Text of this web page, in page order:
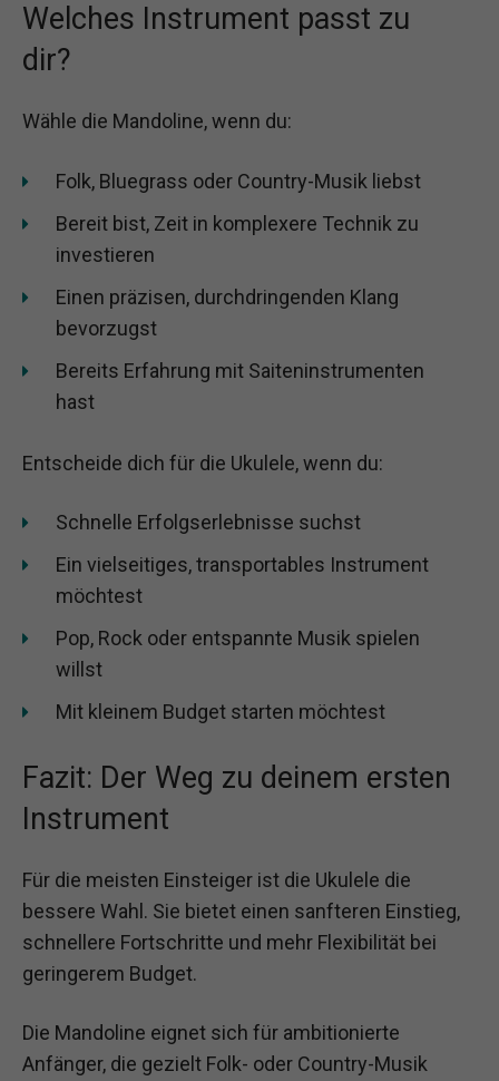
Welches Instrument passt zu
dir?
Wähle die Mandoline, wenn du:
Folk, Bluegrass oder Country-Musik liebst
Bereit bist, Zeit in komplexere Technik zu
investieren
Einen präzisen, durchdringenden Klang
bevorzugst
Bereits Erfahrung mit Saiteninstrumenten
hast
Entscheide dich für die Ukulele, wenn du:
Schnelle Erfolgserlebnisse suchst
Ein vielseitiges, transportables Instrument
möchtest
Pop, Rock oder entspannte Musik spielen
willst
Mit kleinem Budget starten möchtest
Fazit: Der Weg zu deinem ersten
Instrument
Für die meisten Einsteiger ist die Ukulele die
bessere Wahl. Sie bietet einen sanfteren Einstieg,
schnellere Fortschritte und mehr Flexibilität bei
geringerem Budget.
Die Mandoline eignet sich für ambitionierte
Anfänger, die gezielt Folk- oder Country-Musik